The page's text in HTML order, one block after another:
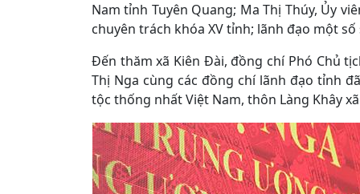
Nam tỉnh Tuyên Quang; Ma Thị Thúy, Ủy
chuyên trách khóa XV tỉnh; lãnh đạo một
Đến thăm xã Kiên Đài, đồng chí Phó Chủ
Thị Nga cùng các đồng chí lãnh đạo tỉnh
tộc thống nhất Việt Nam, thôn Làng Khây